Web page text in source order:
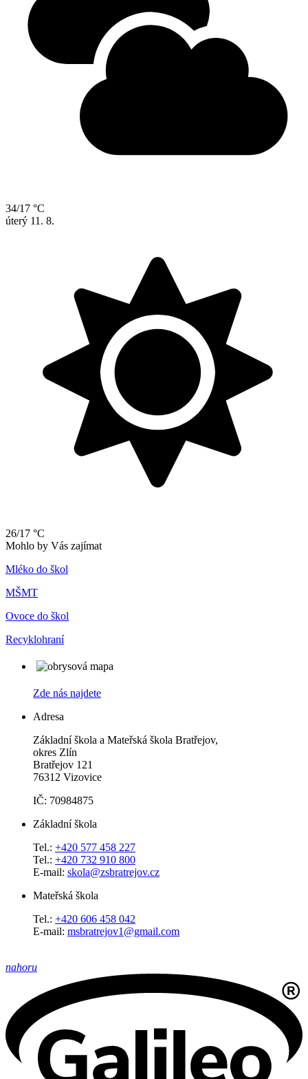
34/17 °C
úterý 11. 8.
26/17 °C
Mohlo by Vás zajímat
Mléko do škol
MŠMT
Ovoce do škol
Recyklohraní
Zde nás najdete
Adresa
Základní škola a Mateřská škola Bratřejov,
okres Zlín
Bratřejov 121
76312 Vizovice
IČ: 70984875
Základní škola
Tel.: +420 577 458 227
Tel.: +420 732 910 800
E-mail: skola@zsbratrejov.cz
Mateřská škola
Tel.: +420 606 458 042
E-mail: msbratrejov1@gmail.com
nahoru